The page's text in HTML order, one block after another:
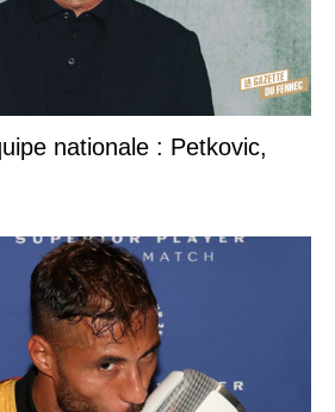
nationale : Petkovic,